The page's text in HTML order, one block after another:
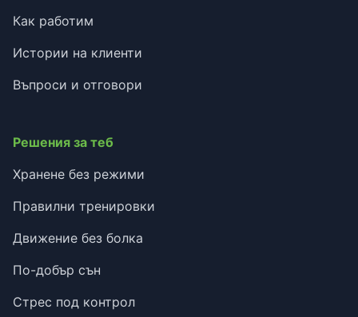
Как работим
Истории на клиенти
Въпроси и отговори
Решения за теб
Хранене без режими
Правилни тренировки
Движение без болка
По-добър сън
Стрес под контрол